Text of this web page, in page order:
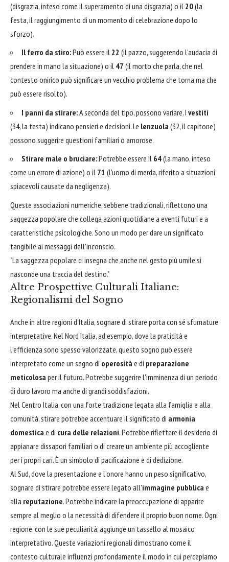
(disgrazia, inteso come il superamento di una disgrazia) o il 20(la
festa, il raggiungimento di un momento di celebrazione dopo lo
sforzo).
Il ferro da stiro:Può essere il 22 (il pazzo, suggerendo l'audacia di
prendere in mano la situazione) o il 47 (il morto che parla, che nel
contesto onirico può significare un vecchio problema che torna ma che
può essere risolto).
I panni da stirare:A seconda del tipo, possono variare. I vestiti
(34, la testa) indicano pensieri e decisioni. Le lenzuola (32, il capitone)
possono suggerire questioni familiari o amorose.
Stirare male o bruciare:Potrebbe essere il 64(la mano, inteso
come un errore di azione) o il 71 (l'uomo di merda, riferito a situazioni
spiacevoli causate da negligenza).
Queste associazioni numeriche, sebbene tradizionali, riflettono una
saggezza popolare che collega azioni quotidiane a eventi futuri e a
caratteristiche psicologiche. Sono un modo per dare un significato
tangibile ai messaggi dell'inconscio.
"La saggezza popolare ci insegna che anche nel gesto più umile si
nasconde una traccia del destino."
Altre Prospettive Culturali Italiane:
Regionalismi del Sogno
Anche in altre regioni d'Italia, sognare di stirare porta con sé sfumature
interpretative. Nel Nord Italia, ad esempio, dove la praticità e
l'efficienza sono spesso valorizzate, questo sogno può essere
interpretato come un segno di operosità e di preparazione
meticolosa per il futuro. Potrebbe suggerire l'imminenza di un periodo
di duro lavoro ma anche di grandi soddisfazioni.
Nel Centro Italia, con una forte tradizione legata alla famiglia e alla
comunità, stirare potrebbe accentuare il significato di armonia
domestica e di cura delle relazioni. Potrebbe riflettere il desiderio di
appianare dissapori familiari o di creare un ambiente più accogliente
per i propri cari. È un simbolo di pacificazione e di dedizione.
Al Sud, dove la presentazione e l'onore hanno un peso significativo,
sognare di stirare potrebbe essere legato all'immagine pubblica e
alla reputazione. Potrebbe indicare la preoccupazione di apparire
sempre al meglio o la necessità di difendere il proprio buon nome. Ogni
regione, con le sue peculiarità, aggiunge un tassello al mosaico
interpretativo. Queste variazioni regionali dimostrano come il
contesto culturale influenzi profondamente il modo in cui percepiamo